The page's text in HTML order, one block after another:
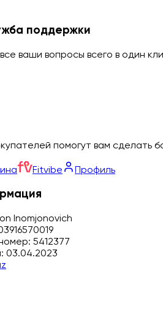
поддержки
ваши вопросы всего в один
помогут вам сделать
Fitvibe Профиль
Inomjonovich
5412377
03.04.2023